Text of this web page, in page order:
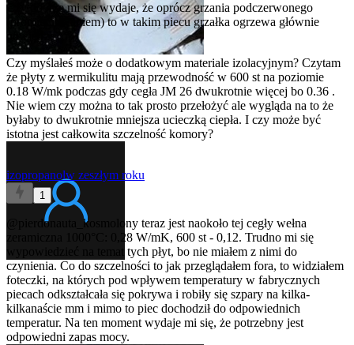
Czy dobrze mi się wydaje, że oprócz grzania podczerwonego
(promieniowaniem) to w takim piecu grzałka ogrzewa głównie
powietrze?
Czy myślałeś może o dodatkowym materiale izolacyjnym? Czytam
że płyty z wermikulitu mają przewodność w 600 st na poziomie
0.18 W/mk podczas gdy cegła JM 26 dwukrotnie więcej bo 0.36 .
Nie wiem czy można to tak prosto przełożyć ale wygląda na to że
byłaby to dwukrotnie mniejsza ucieczką ciepła. I czy może być
istotna jest całkowita szczelność komory?
izopropanolw zeszłym roku
1
@pierdonauta_kosmolony teraz jest naokoło tej cegły wełna
zeramiczna 1000°C: 0,28 W/mK, 600 st - 0,12. Trudno mi się
wypowiedzieć na temat tych płyt, bo nie miałem z nimi do
czynienia. Co do szczelności to jak przeglądałem fora, to widziałem
foteczki, na których pod wpływem temperatury w fabrycznych
piecach odkształcała się pokrywa i robiły się szpary na kilka-
kilkanaście mm i mimo to piec dochodził do odpowiednich
temperatur. Na ten moment wydaje mi się, że potrzebny jest
odpowiedni zapas mocy.